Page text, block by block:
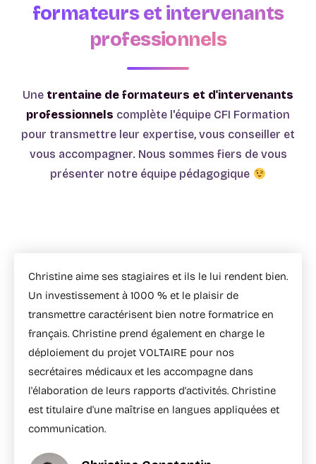
formateurs et intervenants
professionnels
Une trentaine de formateurs et d'intervenants
professionnels complète l'équipe CFI Formation
pour transmettre leur expertise, vous conseiller et
vous accompagner. Nous sommes fiers de vous
présenter notre équipe pédagogique
Christine aime ses stagiaires et ils le lui rendent bien.
Un investissement à 1000 % et le plaisir de
transmettre caractérisent bien notre formatrice en
français. Christine prend également en charge le
déploiement du projet VOLTAIRE pour nos
secrétaires médicaux et les accompagne dans
l'élaboration de leurs rapports d'activités. Christine
est titulaire d'une maîtrise en langues appliquées et
communication.